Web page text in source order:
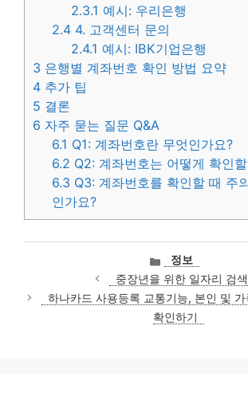
2.3.1 예시: 우리은행
2.4 4. 고객센터 문의
2.4.1 예시: IBK기업은행
3 은행별 계좌번호 확인 방법 요약
4 추가 팁
5 결론
6 자주 묻는 질문 Q&A
6.1 Q1: 계좌번호란 무엇인가요?
6.2 Q2: 계좌번호는 어떻게 확인
6.3 Q3: 계좌번호를 확인할 때 주
인가요?
카
테
고
리
정보
중장년을 위한 일자리 검
하나카드 사용등록 교통기능, 본인 및
확인하기